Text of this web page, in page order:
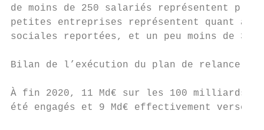
de moins de 250 salariés représentent
petites entreprises représentent quant à
sociales reportées, et un peu moins de 32
Bilan de l’exécution du plan de relance à
À fin 2020, 11 Md€ sur les 100 milliards
été engagés et 9 Md€ effectivement versés.